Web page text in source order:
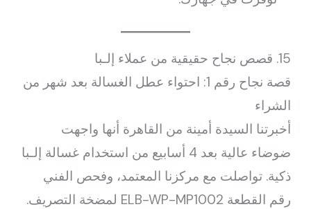
15. قصص نجاح حقيقية من عملاء إلـبا
قصة نجاح رقم 1: احتواء عطل الغسالة بعد شهر من
الشراء
أخبرتنا السيدة أمينة من القاهرة أنها واجهت
ضوضاء عالية بعد 4 أسابيع من استخدام غسالة إلـبا
ذكية. تواصلت مع مركزنا المعتمد، وفحص الفني
رقم القطعة ELB-WP-MP1002 لمضخة التصريف.